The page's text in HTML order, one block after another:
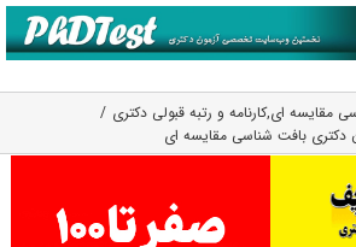
مقایسه ای,کارنامه و رتبه قبولی دکتری
دکتری بافت شناسی مقایسه ای